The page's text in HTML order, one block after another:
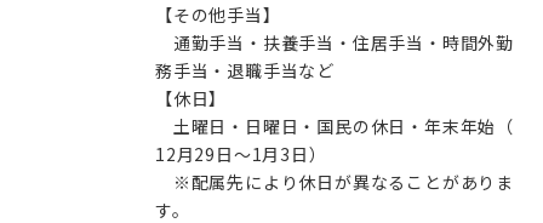
【その他手当】
通勤手当・扶養手当・住居手当・時間外勤
務手当・退職手当など
【休日】
土曜日・日曜日・国民の休日・年末年始（
12月29日～1月3日）
※配属先により休日が異なることがありま
す。